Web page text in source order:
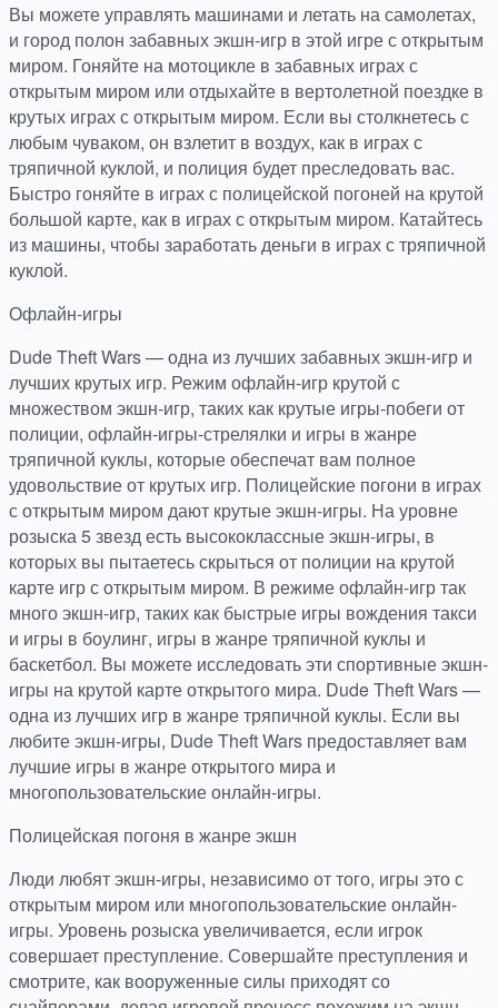
Вы можете управлять машинами и летать на самолетах,
и город полон забавных экшн-игр в этой игре с открытым
миром. Гоняйте на мотоцикле в забавных играх с
открытым миром или отдыхайте в вертолетной поездке в
крутых играх с открытым миром. Если вы столкнетесь с
любым чуваком, он взлетит в воздух, как в играх с
тряпичной куклой, и полиция будет преследовать вас.
Быстро гоняйте в играх с полицейской погоней на крутой
большой карте, как в играх с открытым миром. Катайтесь
из машины, чтобы заработать деньги в играх с тряпичной
куклой.
Офлайн-игры
Dude Theft Wars — одна из лучших забавных экшн-игр и
лучших крутых игр. Режим офлайн-игр крутой с
множеством экшн-игр, таких как крутые игры-побеги от
полиции, офлайн-игры-стрелялки и игры в жанре
тряпичной куклы, которые обеспечат вам полное
удовольствие от крутых игр. Полицейские погони в играх
с открытым миром дают крутые экшн-игры. На уровне
розыска 5 звезд есть высококлассные экшн-игры, в
которых вы пытаетесь скрыться от полиции на крутой
карте игр с открытым миром. В режиме офлайн-игр так
много экшн-игр, таких как быстрые игры вождения такси
и игры в боулинг, игры в жанре тряпичной куклы и
баскетбол. Вы можете исследовать эти спортивные экшн-
игры на крутой карте открытого мира. Dude Theft Wars —
одна из лучших игр в жанре тряпичной куклы. Если вы
любите экшн-игры, Dude Theft Wars предоставляет вам
лучшие игры в жанре открытого мира и
многопользовательские онлайн-игры.
Полицейская погоня в жанре экшн
Люди любят экшн-игры, независимо от того, игры это с
открытым миром или многопользовательские онлайн-
игры. Уровень розыска увеличивается, если игрок
совершает преступление. Совершайте преступления и
смотрите, как вооруженные силы приходят со